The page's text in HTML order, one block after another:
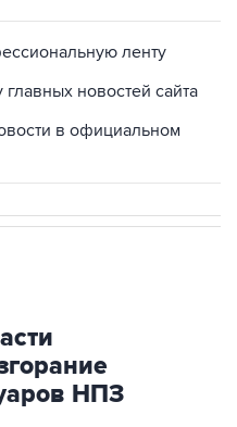
ленту
новостей сайта
в официальном
НПЗ